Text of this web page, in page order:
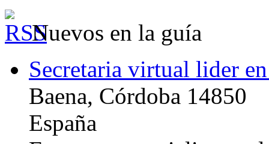
Nuevos en la guía
Secretaria virtual lider
Baena, Córdoba 14850
España